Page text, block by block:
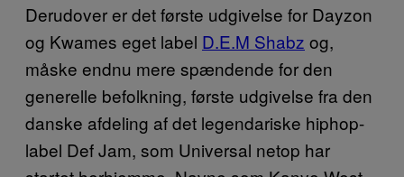
Derudover er det første udgivelse for Dayzon
og Kwames eget label D.E.M Shabz og,
måske endnu mere spændende for den
generelle befolkning, første udgivelse fra den
danske afdeling af det legendariske hiphop-
label Def Jam, som Universal netop har